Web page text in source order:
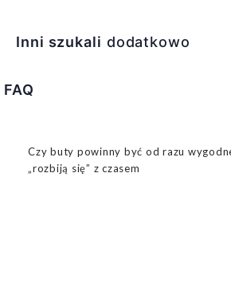
Inni szukali dodatkowo
FAQ
Czy buty powinny być od razu
„rozbiją się” z czasem